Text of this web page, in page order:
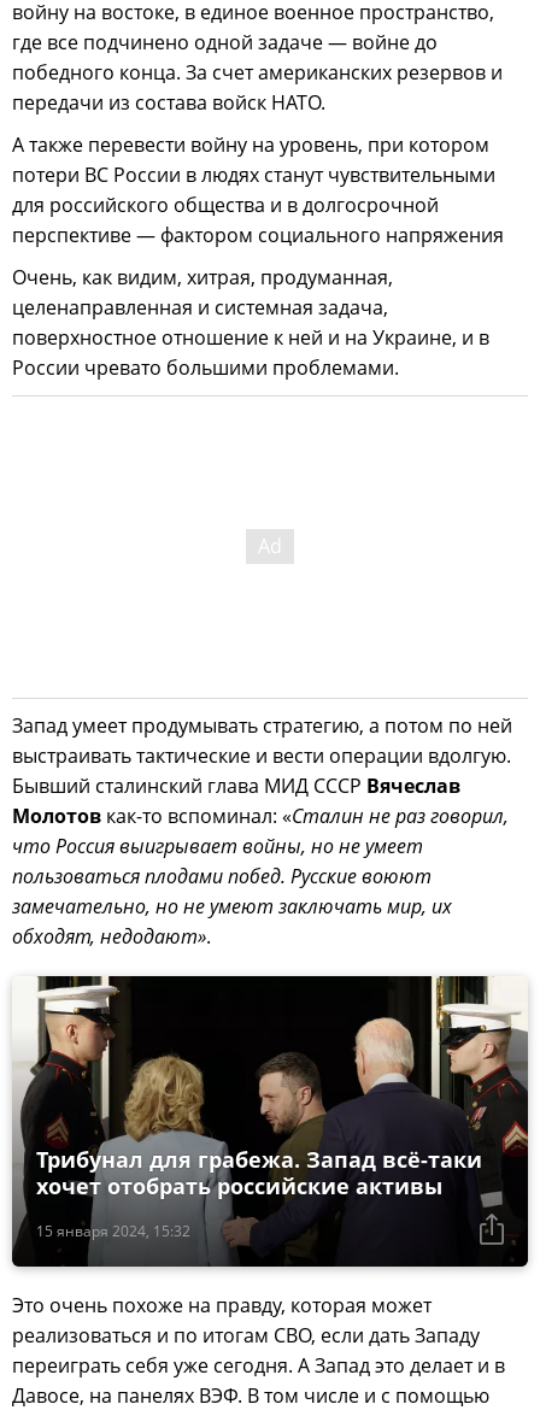
войну на востоке, в единое военное пространство,
где все подчинено одной задаче — войне до
победного конца. За счет американских резервов и
передачи из состава войск НАТО.
А также перевести войну на уровень, при котором
потери ВС России в людях станут чувствительными
для российского общества и в долгосрочной
перспективе — фактором социального напряжения
Очень, как видим, хитрая, продуманная,
целенаправленная и системная задача,
поверхностное отношение к ней и на Украине, и в
России чревато большими проблемами.
Запад умеет продумывать стратегию, а потом по ней
выстраивать тактические и вести операции вдолгую.
Бывший сталинский глава МИД СССР Вячеслав
Молотов как-то вспоминал: «Сталин не раз говорил,
что Россия выигрывает войны, но не умеет
пользоваться плодами побед. Русские воюют
замечательно, но не умеют заключать мир, их
обходят, недодают».
15 января 2024, 15:32
Трибунал для грабежа. Запад всё-таки
хочет отобрать российские активы
Это очень похоже на правду, которая может
реализоваться и по итогам СВО, если дать Западу
переиграть себя уже сегодня. А Запад это делает и в
Давосе, на панелях ВЭФ. В том числе и с помощью